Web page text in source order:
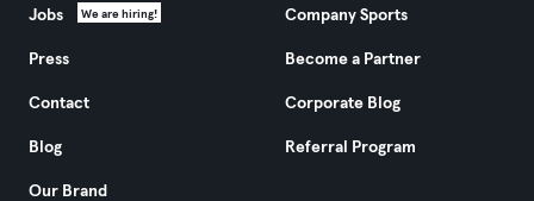
Jobs We are hiring!
Press
Contact
Blog
Our Brand
Company Sports
Become a Partner
Corporate Blog
Referral Program